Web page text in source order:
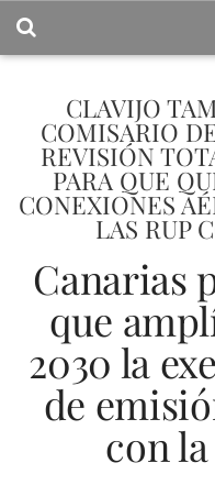
CLAVIJO
COMISARIO
REVISIÓN
PARA QUE
CONEXIONES
LAS RUP
Canarias
que
2030 la
de
con